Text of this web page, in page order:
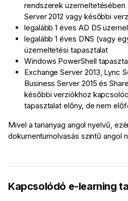
rendszerek
Server 2012 vagy későbbi
legalább 1 éves AD DS
legalább 1 éves DNS (vagy
üzemeltetési tapasztalat
Windows PowerShell
Exchange Server 2013, Lync
Business Server 2015 és
későbbi verziókhoz
tapasztalat előny, de nem
Mivel a tananyag angol nyelvű,
dokumentumolvasás szintű angol
Kapcsolódó e-learning